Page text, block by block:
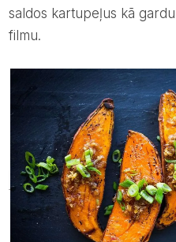
saldos kartupeļus kā
filmu.